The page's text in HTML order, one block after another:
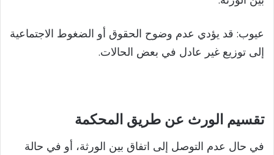
عيوب: قد يؤدي عدم وضوح الحقوق أو الضغوط الاجتماعية
إلى توزيع غير عادل في بعض الحالات.
تقسيم الورث عن طريق المحكمة
في حال عدم التوصل إلى اتفاق بين الورثة، أو في حالة